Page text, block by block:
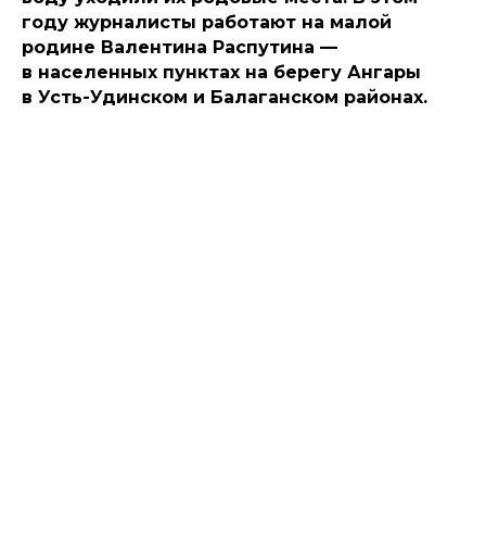
году журналисты работают на малой
родине Валентина Распутина —
в населенных пунктах на берегу Ангары
в Усть-Удинском и Балаганском районах.